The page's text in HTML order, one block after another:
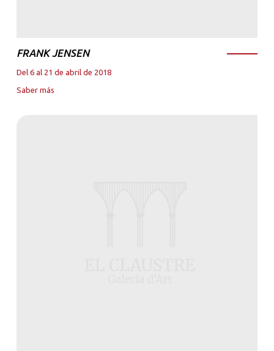
FRANK JENSEN
Del 6 al 21 de abril de 2018
Saber más